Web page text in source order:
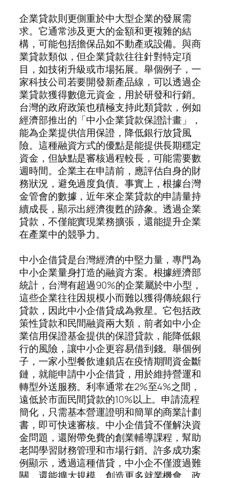
企業貸款則更側重於中大型企業的發展需
求。它通常涉及更大的金額和更複雜的結
構，可能包括擔保品如不動產或設備。與商
業貸款類似，但企業貸款往往針對特定項
目，如技術升級或市場拓展。舉個例子，一
家科技公司若要開發新產品線，可以透過企
業貸款獲得數億元資金，用於研發和行銷。
台灣的政府政策也積極支持此類貸款，例如
經濟部推出的「中小企業貸款保證計畫」，
能為企業提供信用保證，降低銀行放貸風
險。這種融資方式的優點是能提供長期穩定
資金，但缺點是審核過程較長，可能需要數
週時間。企業主在申請前，應評估自身的財
務狀況，避免過度負債。事實上，根據台灣
金管會的數據，近年來企業貸款的申請量持
續成長，顯示出經濟復甦的跡象。透過企業
貸款，不僅能實現業務擴張，還能提升企業
在產業中的競爭力。
中小企借貸是台灣經濟的中堅力量，專門為
中小企業量身打造的融資方案。根據經濟部
統計，台灣有超過90%的企業屬於中小型，
這些企業往往因規模小而難以獲得傳統銀行
貸款，因此中小企借貸成為救星。它包括政
策性貸款和民間融資兩大類，前者如中小企
業信用保證基金提供的保證貸款，能降低銀
行的風險，讓中小企更容易借到錢。舉個例
子，一家小型餐飲連鎖店在疫情期間資金斷
鏈，就能申請中小企借貸，用於維持營運和
轉型外送服務。利率通常在2%至4%之間，
遠低於市面民間貸款的10%以上。申請流程
簡化，只需基本營運證明和簡單的商業計劃
書，即可快速審核。中小企借貸不僅解決資
金問題，還附帶免費的創業輔導課程，幫助
老闆學習財務管理和市場行銷。許多成功案
例顯示，透過這種借貸，中小企不僅渡過難